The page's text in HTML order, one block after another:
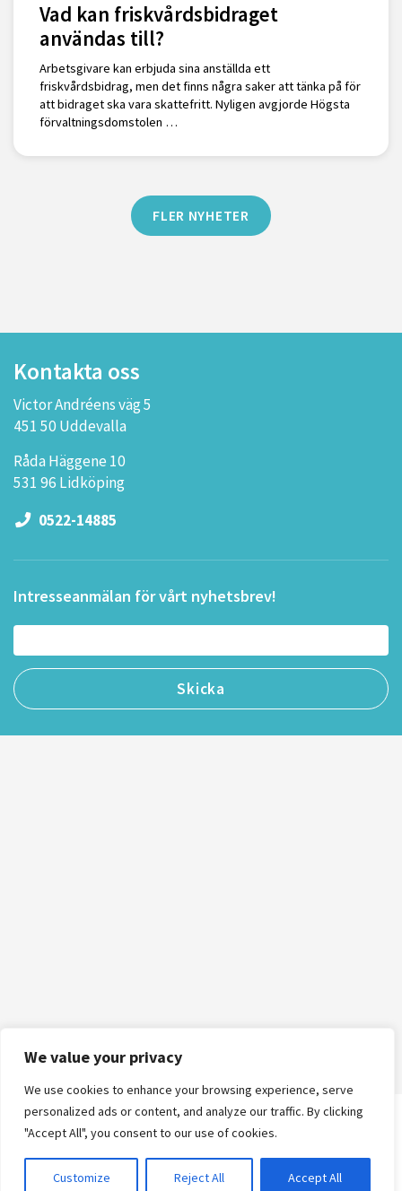
We value your privacy
We use cookies to enhance your browsing experience, serve
personalized ads or content, and analyze our traffic. By clicking
"Accept All", you consent to our use of cookies.
Customize Reject All Accept All
Vad kan friskvårdsbidraget
användas till?
Arbetsgivare kan erbjuda sina anställda ett
friskvårdsbidrag, men det finns några saker att tänka på för
att bidraget ska vara skattefritt. Nyligen avgjorde Högsta
förvaltningsdomstolen …
FLER NYHETER
Kontakta oss
Victor Andréens väg 5
451 50 Uddevalla
Råda Häggene 10
531 96 Lidköping
0522-14885
Intresseanmälan för vårt nyhetsbrev!